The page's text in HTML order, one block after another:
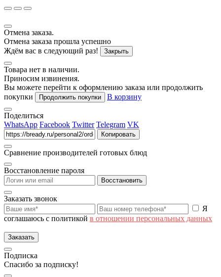
Отмена заказа.
Отмена заказа прошла успешно
Ждём вас в следующий раз!
Закрыть
Товара нет в наличии.
Приносим извинения.
Вы можете перейти к оформлению заказа или продолжить
покупки
Продолжить покупки В корзину
Поделиться
WhatsApp Facebook Twitter Telegram VK
Копировать
Сравнение производителей готовых блюд
Восстановление пароля
Восстановить
Заказать звонок
Я
соглашаюсь с политикой в отношении персональных данных
Заказать
Подписка
Спасибо за подписку!